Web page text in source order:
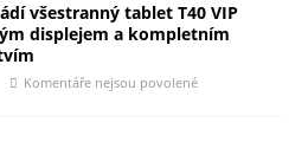
všestranný tablet T40 VIP
displejem a kompletním
Komentáře nejsou povolené